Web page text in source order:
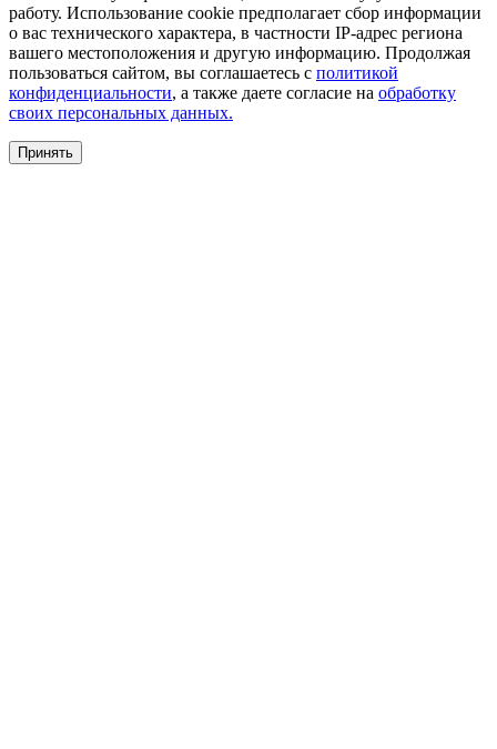
работу. Использование cookie предполагает сбор информации
о вас технического характера, в частности IP-адрес региона
вашего местоположения и другую информацию. Продолжая
пользоваться сайтом, вы соглашаетесь с политикой
конфиденциальности, а также даете согласие на обработку
своих персональных данных.
Принять